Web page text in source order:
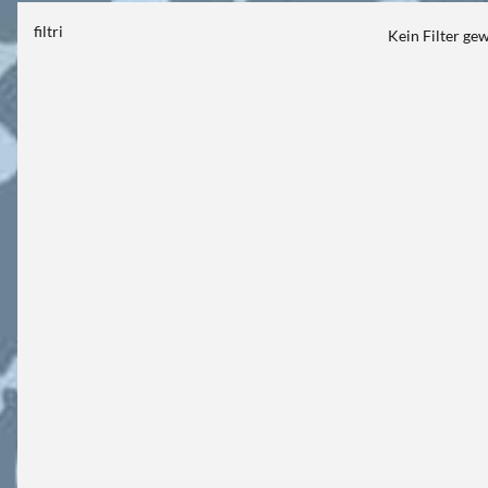
filtri Kein Filter